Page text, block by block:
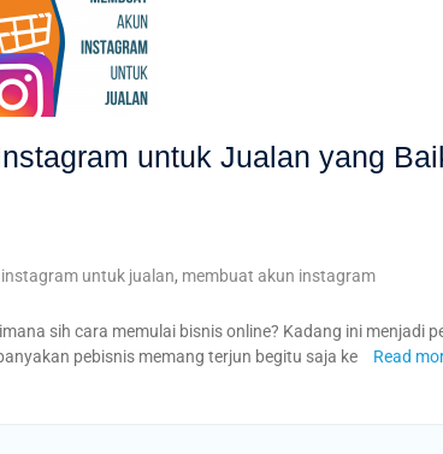
untuk Jualan yang
instagram untuk jualan, membuat akun instagram
sih cara memulai bisnis online? Kadang ini menjadi
pebisnis memang terjun begitu saja ke
Read